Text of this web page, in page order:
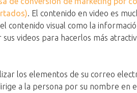
. El contenido en video es
contenido visual como la
videos para hacerlos más
los elementos de su correo
a la persona por su nombre en